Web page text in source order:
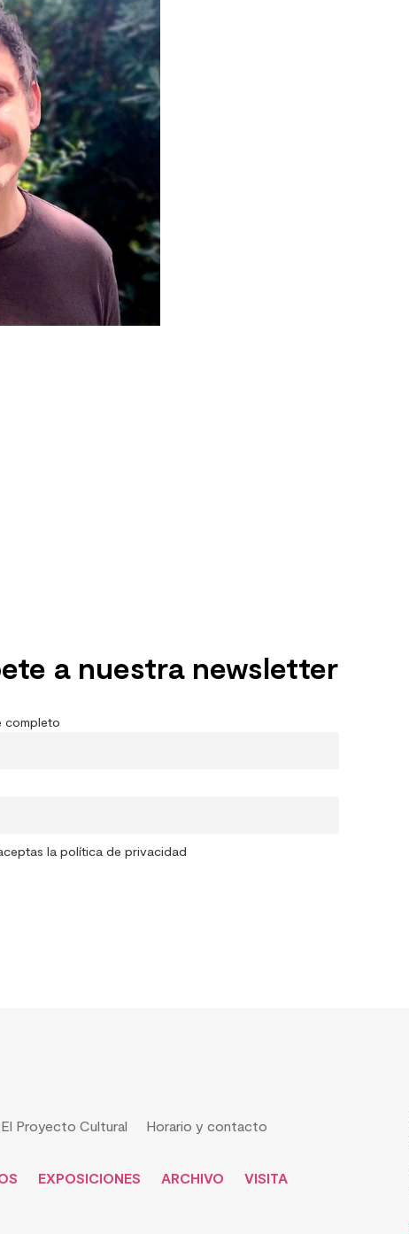
a nuestra newsletter
completo
la política de privacidad
El Proyecto Cultural Horario y contacto
EXPOSICIONES ARCHIVO VISITA